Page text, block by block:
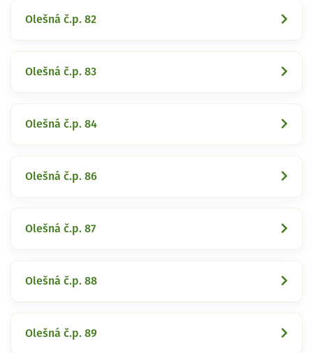
Olešná č.p. 82
Olešná č.p. 83
Olešná č.p. 84
Olešná č.p. 86
Olešná č.p. 87
Olešná č.p. 88
Olešná č.p. 89